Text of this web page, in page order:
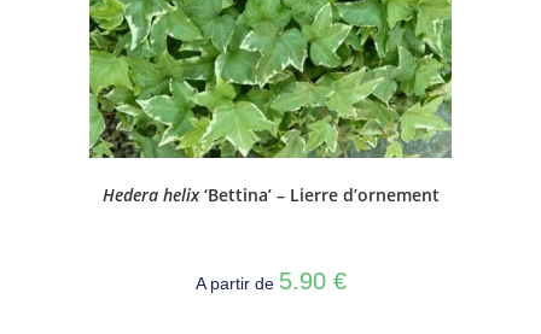
Hedera helix‘Bettina’ – Lierre d’ornement
A partir de 5.90 €